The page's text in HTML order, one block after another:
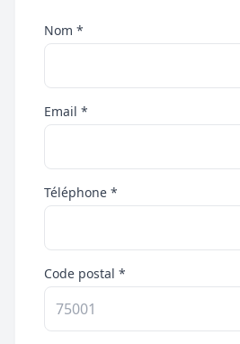
Nom *
Email *
Téléphone *
Code postal *